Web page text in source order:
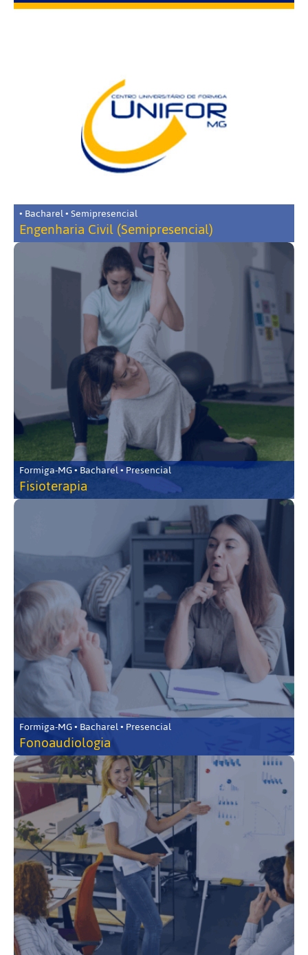
• Bacharel • Semipresencial
Engenharia Civil (Semipresencial)
Formiga-MG • Bacharel • Presencial
Fisioterapia
Formiga-MG • Bacharel • Presencial
Fonoaudiologia